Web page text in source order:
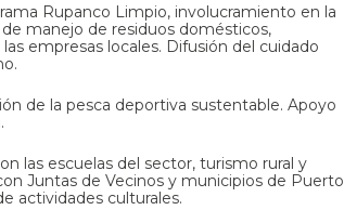
Rupanco Limpio, involucramiento en la
manejo de residuos domésticos,
empresas locales. Difusión del cuidado
de la pesca deportiva sustentable. Apoyo
las escuelas del sector, turismo rural y
Juntas de Vecinos y municipios de Puerto
actividades culturales.